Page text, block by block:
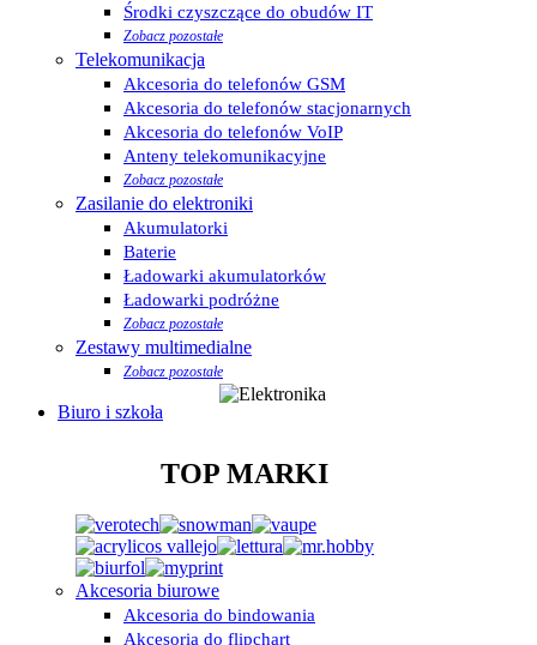
Środki czyszczące do obudów IT
Zobacz pozostałe
Telekomunikacja
Akcesoria do telefonów GSM
Akcesoria do telefonów stacjonarnych
Akcesoria do telefonów VoIP
Anteny telekomunikacyjne
Zobacz pozostałe
Zasilanie do elektroniki
Akumulatorki
Baterie
Ładowarki akumulatorków
Ładowarki podróżne
Zobacz pozostałe
Zestawy multimedialne
Zobacz pozostałe
Biuro i szkoła
TOP MARKI
Akcesoria biurowe
Akcesoria do bindowania
Akcesoria do flipchart